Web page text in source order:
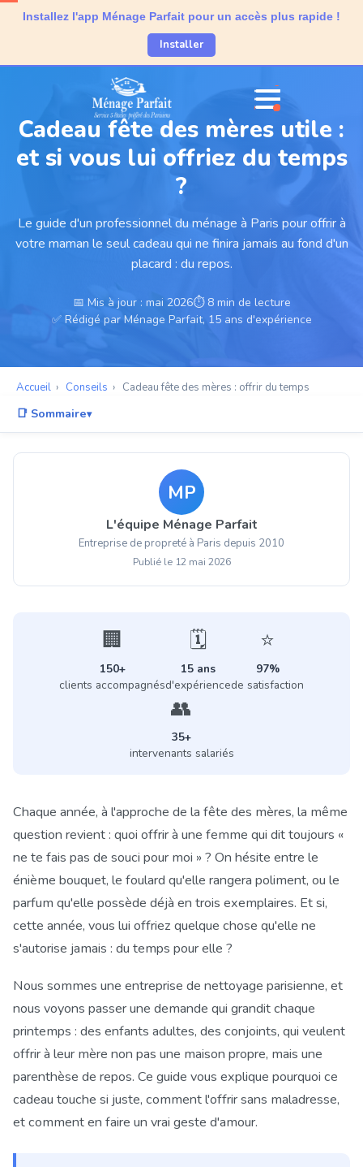
Installez l'app Ménage Parfait pour un accès plus rapide !
Installer
Cadeau fête des mères utile :
et si vous lui offriez du temps
?
Le guide d'un professionnel du ménage à Paris pour offrir à
votre maman le seul cadeau qui ne finira jamais au fond d'un
placard : du repos.
📅 Mis à jour : mai 2026⏱ 8 min de lecture
✅ Rédigé par Ménage Parfait, 15 ans d'expérience
Accueil › Conseils › Cadeau fête des mères : offrir du temps
📑 Sommaire
L'histoire qui a tout changé
« Ça ne va pas la vexer ? »
Pourquoi c'est le cadeau le plus malin
Comment offrir un bon cadeau ménage
Notre différence : des salariés, pas des inconnus
Questions fréquentes
MP
L'équipe Ménage Parfait
Entreprise de propreté à Paris depuis 2010
Publié le 12 mai 2026
🏢
150+
clients accompagnés
🗓️
15 ans
d'expérience
⭐
97%
de satisfaction
👥
35+
intervenants salariés
Chaque année, à l'approche de la fête des mères, la même
question revient : quoi offrir à une femme qui dit toujours «
ne te fais pas de souci pour moi » ? On hésite entre le
énième bouquet, le foulard qu'elle rangera poliment, ou le
parfum qu'elle possède déjà en trois exemplaires. Et si,
cette année, vous lui offriez quelque chose qu'elle ne
s'autorise jamais : du temps pour elle ?
Nous sommes une entreprise de nettoyage parisienne, et
nous voyons passer une demande qui grandit chaque
printemps : des enfants adultes, des conjoints, qui veulent
offrir à leur mère non pas une maison propre, mais une
parenthèse de repos. Ce guide vous explique pourquoi ce
cadeau touche si juste, comment l'offrir sans maladresse,
et comment en faire un vrai geste d'amour.